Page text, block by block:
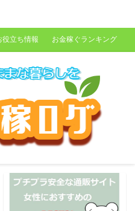
役立ち情報 お金稼ぐランキング